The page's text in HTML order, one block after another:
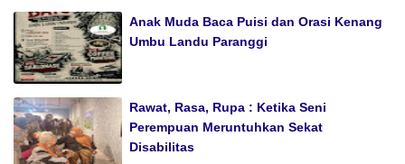
Anak Muda Baca Puisi dan Orasi Kenang
Umbu Landu Paranggi
Rawat, Rasa, Rupa : Ketika Seni
Perempuan Meruntuhkan Sekat
Disabilitas